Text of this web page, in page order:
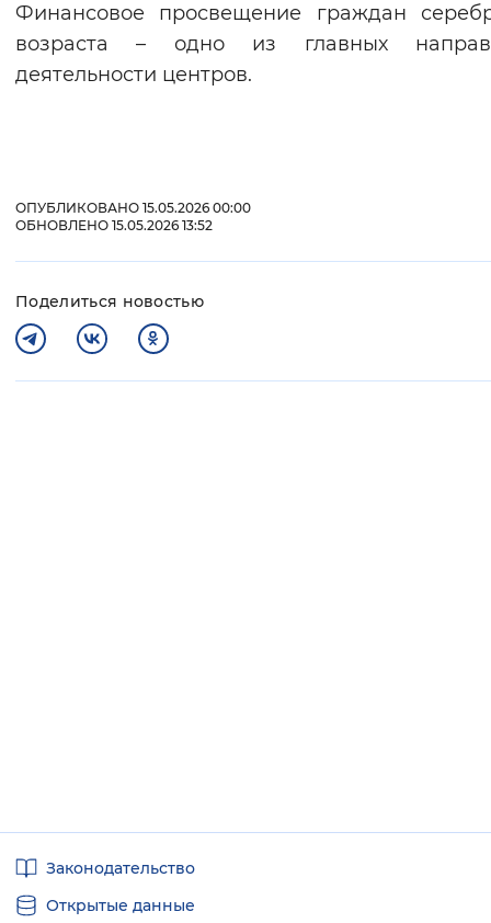
Финансовое просвещение граждан
возраста – одно из главных
деятельности центров.
ОПУБЛИКОВАНО 15.05.2026 00:00
ОБНОВЛЕНО 15.05.2026 13:52
Поделиться новостью
ссылкиЗаконодательство
Открытые данные